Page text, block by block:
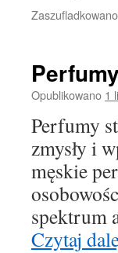
Opublikowano 1
Perfumy
zmysły i
męskie
spektrum
Czytaj